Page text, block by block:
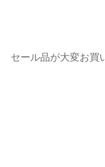
セール品が大変お買